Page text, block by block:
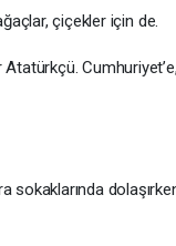
çiçekler için de.
sokaklarında